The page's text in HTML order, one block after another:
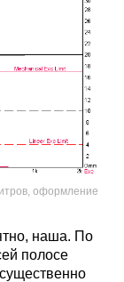
оформление
наша. По
полосе